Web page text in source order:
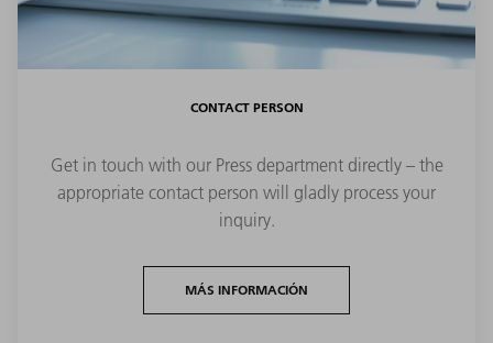
CONTACT PERSON
Get in touch with our Press department directly – the
appropriate contact person will gladly process your
inquiry.
MÁS INFORMACIÓN